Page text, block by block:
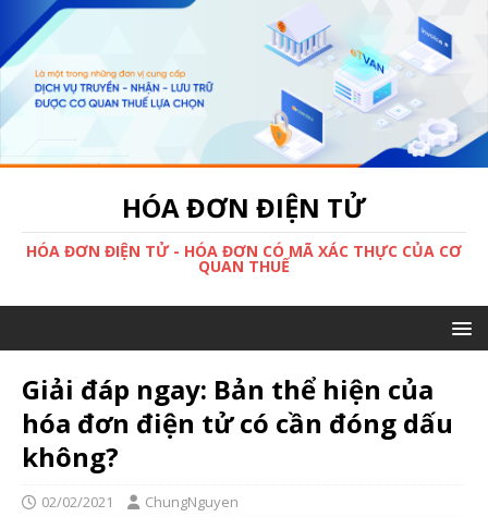
HÓA ĐƠN ĐIỆN TỬ
HÓA ĐƠN ĐIỆN TỬ - HÓA ĐƠN CÓ MÃ XÁC THỰC CỦA CƠ
QUAN THUẾ
Giải đáp ngay: Bản thể hiện của
hóa đơn điện tử có cần đóng dấu
không?
02/02/2021 ChungNguyen